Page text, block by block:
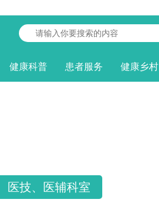
健康科普 患者服务 健康乡村
医技、医辅科室